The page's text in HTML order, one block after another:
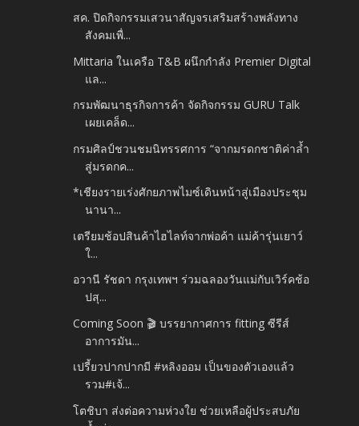
สค. ปิดกิจกรรมเสวนาสัญจรเสริมสร้างพลังทาง
สังคมเพื่...
Mittaria ในเครือ T&B ผนึกกำลัง Premier Digital
แล...
กรมพัฒนาธุรกิจการค้า จัดกิจกรรม GURU Talk
เผยเคล็ด...
กรมศิลป์ชวนชมนิทรรศการ “จากมรดกชาติค่าล้ำ
สู่มรดกค...
*เชียงรายเร่งศักยภาพไมซ์เดินหน้าสู่เมืองประชุม
นานา...
เตรียมช้อปสินค้าไฮไลท์จากพ่อค้า แม่ค้ารุ่นเยาว์
ใ...
อวานี รัชดา กรุงเทพฯ ร่วมฉลองวันแม่กับเวิร์คช้อ
ปสุ...
Coming Soon 🎬 บรรยากาศการ fitting ซีรีส์
อาการมัน...
เปรี้ยวปากปากมี #หลิงออม เป็นของตัวเองแล้ว
รวม#เจ้...
โตชิบา ส่งต่อความห่วงใย ช่วยเหลือผู้ประสบภัย